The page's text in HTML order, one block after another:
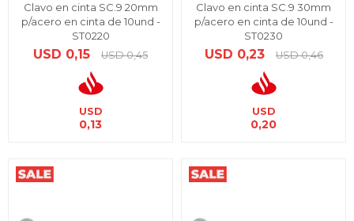
Clavo en cinta SC.9 20mm
p/acero en cinta de 10und -
ST0220
USD 0,15 USD 0,45
USD
0,13
Clavo en cinta SC.9 30mm
p/acero en cinta de 10und -
ST0230
USD 0,23 USD 0,46
USD
0,20